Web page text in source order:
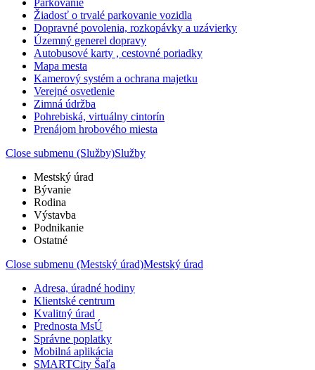
Parkovanie
Žiadosť o trvalé parkovanie vozidla
Dopravné povolenia, rozkopávky a uzávierky
Územný generel dopravy
Autobusové karty , cestovné poriadky
Mapa mesta
Kamerový systém a ochrana majetku
Verejné osvetlenie
Zimná údržba
Pohrebiská, virtuálny cintorín
Prenájom hrobového miesta
Close submenu (Služby)Služby
Mestský úrad
Bývanie
Rodina
Výstavba
Podnikanie
Ostatné
Close submenu (Mestský úrad)Mestský úrad
Adresa, úradné hodiny
Klientské centrum
Kvalitný úrad
Prednosta MsÚ
Správne poplatky
Mobilná aplikácia
SMARTCity Šaľa